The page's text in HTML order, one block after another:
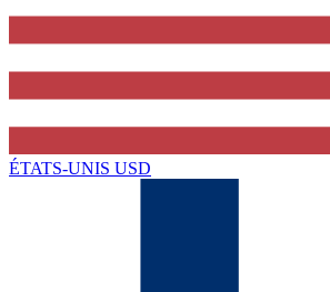
ÉTATS-UNIS USD